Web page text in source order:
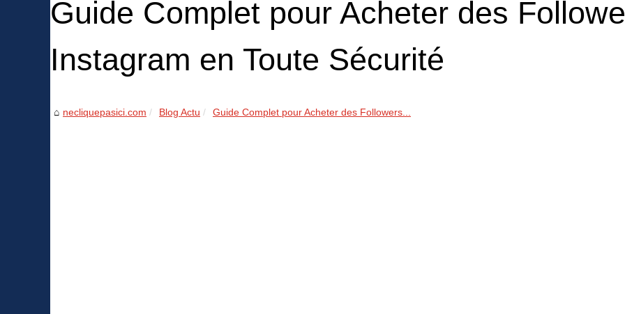
Guide Complet pour Acheter des
Instagram en Toute Sécurité
necliquepasici.com Blog Actu Guide Complet pour Acheter des Followers...